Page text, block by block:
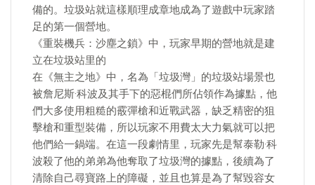
備的。垃圾站就這樣順理成章地成為了遊戲中玩家踏
足的第一個營地。
《重裝機兵：沙塵之鎖》中，玩家早期的營地就是建
立在垃圾站里的
在《無主之地》中，名為「垃圾灣」的垃圾站場景也
被詹尼斯·科波及其手下的惡棍們所佔領作為據點，他
們大多使用粗糙的霰彈槍和近戰武器，缺乏精密的狙
擊槍和重型裝備，所以玩家不用費太大力氣就可以把
他們給一鍋端。在這一段劇情里，玩家先是幫泰勒·科
波殺了他的弟弟為他奪取了垃圾灣的據點，後續為了
清除自己尋寶路上的障礙，並且也算是為了幫毀容女